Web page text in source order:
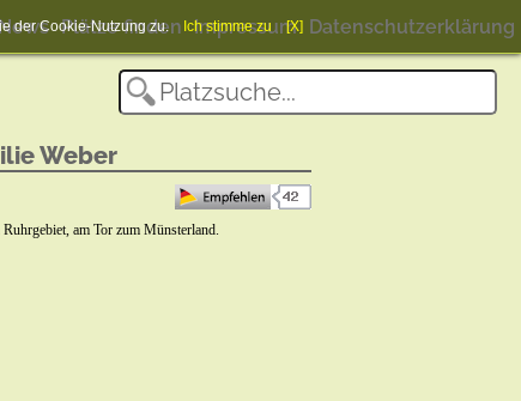
Plätze finden Impressum Datenschutzerklärung
Weber
am Tor zum Münsterland.
der Cookie-Nutzung zu. Ich stimme zu [X]